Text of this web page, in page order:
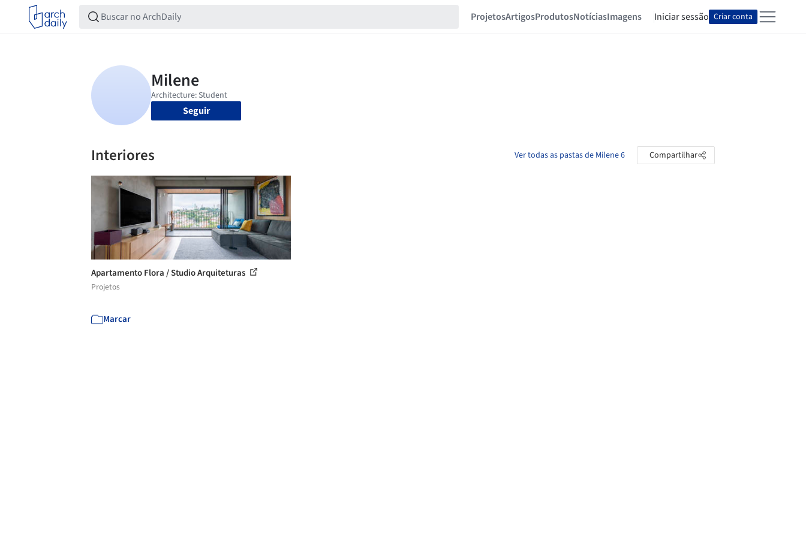
ProjetosArtigosProdutosNotíciasImagens Iniciar sessão Criar conta
Seguir
Interiores Ver todas as pastas de Milene 6 Compartilhar
Apartamento Flora / Studio Arquiteturas
Projetos
Marcar